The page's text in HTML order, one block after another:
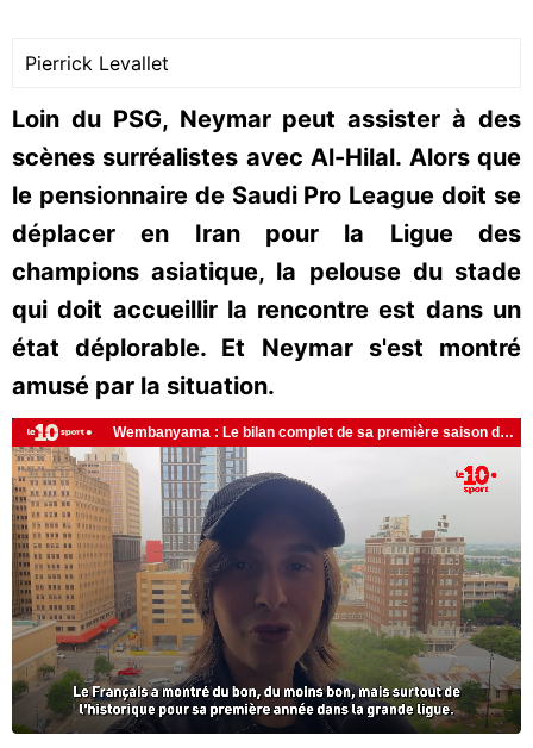
Pierrick Levallet
Loin du PSG, Neymar peut assister à des
scènes surréalistes avec Al-Hilal. Alors que
le pensionnaire de Saudi Pro League doit se
déplacer en Iran pour la Ligue des
champions asiatique, la pelouse du stade
qui doit accueillir la rencontre est dans un
état déplorable. Et Neymar s'est montré
amusé par la situation.